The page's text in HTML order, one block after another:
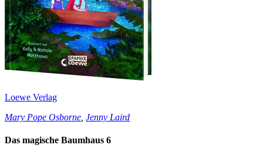
Loewe Verlag
Mary Pope Osborne Jenny Laird
Das magische Baumhaus 6